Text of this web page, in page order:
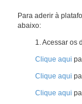
Para aderir à
abaixo:
1. Acessar os
Clique aqui
Clique aqui
Clique aqui